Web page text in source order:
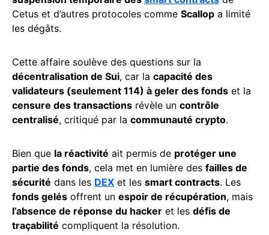
Cetus et d’autres protocoles comme Scallop a limité
les dégâts.
Cette affaire soulève des questions sur la
décentralisation de Sui, car la capacité des
validateurs (seulement 114) à geler des fonds et la
censure des transactions révèle un contrôle
centralisé, critiqué par la communauté crypto.
Bien que la réactivité ait permis de protéger une
partie des fonds, cela met en lumière des failles de
sécurité dans les DEX et les smart contracts. Les
fonds gelés offrent un espoir de récupération, mais
l’absence de réponse du hacker et les défis de
traçabilité compliquent la résolution.